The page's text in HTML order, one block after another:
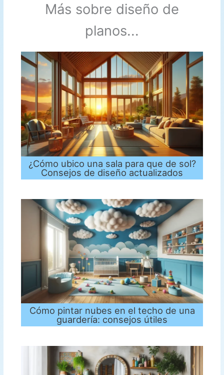
Más sobre diseño de
planos...
¿Cómo ubico una sala para que de sol?
Consejos de diseño actualizados
Cómo pintar nubes en el techo de una
guardería: consejos útiles